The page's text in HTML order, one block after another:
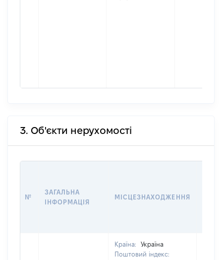
3. Об'єкти нерухомості
№
ЗАГАЛЬНА
ІНФОРМАЦІЯ
МІСЦЕЗНАХОДЖЕННЯ
Країна:
Україна
Поштовий індекс: